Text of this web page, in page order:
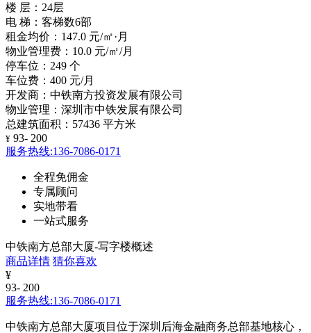
楼 层：24层
电 梯：客梯数6部
租金均价：147.0 元/㎡·月
物业管理费：10.0 元/㎡/月
停车位：249 个
车位费：400 元/月
开发商：中铁南方投资发展有限公司
物业管理：深圳市中铁发展有限公司
总建筑面积：57436 平方米
¥ 93- 200
服务热线:136-7086-0171
全程免佣金
专属顾问
实地带看
一站式服务
中铁南方总部大厦-写字楼概述
商品详情 猜你喜欢
¥
93- 200
服务热线:136-7086-0171
中铁南方总部大厦项目位于深圳后海金融商务总部基地核心，